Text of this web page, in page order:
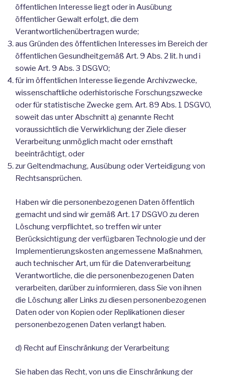
öffentlichen Interesse liegt oder in Ausübung
öffentlicher Gewalt erfolgt, die dem
Verantwortlichenübertragen wurde;
aus Gründen des öffentlichen Interesses im Bereich der
öffentlichen Gesundheitgemäß Art. 9 Abs. 2 lit. h und i
sowie Art. 9 Abs. 3 DSGVO;
für im öffentlichen Interesse liegende Archivzwecke,
wissenschaftliche oderhistorische Forschungszwecke
oder für statistische Zwecke gem. Art. 89 Abs. 1 DSGVO,
soweit das unter Abschnitt a) genannte Recht
voraussichtlich die Verwirklichung der Ziele dieser
Verarbeitung unmöglich macht oder ernsthaft
beeinträchtigt, oder
zur Geltendmachung, Ausübung oder Verteidigung von
Rechtsansprüchen.
Haben wir die personenbezogenen Daten öffentlich
gemacht und sind wir gemäß Art. 17 DSGVO zu deren
Löschung verpflichtet, so treffen wir unter
Berücksichtigung der verfügbaren Technologie und der
Implementierungskosten angemessene Maßnahmen,
auch technischer Art, um für die Datenverarbeitung
Verantwortliche, die die personenbezogenen Daten
verarbeiten, darüber zu informieren, dass Sie von ihnen
die Löschung aller Links zu diesen personenbezogenen
Daten oder von Kopien oder Replikationen dieser
personenbezogenen Daten verlangt haben.
d) Recht auf Einschränkung der Verarbeitung
Sie haben das Recht, von uns die Einschränkung der